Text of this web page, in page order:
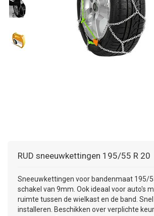
TOYOTA
VOLKSWAGEN (TOT VW PASSAT)
15 INCH
16 INCH
INFORMATIE OVER LAADKABELS
ACCULADER
JUMPSTARTER
PECH ONDERWEG
AUTOSTOELTJE
DAKKOFFER
INFORMATIE OVER DAKKOFFERS
SNEEUWKETTINGEN
INFORMATIE OVER WETGEVING
REGELGEVING M.B.T. VERLICHTING
ADVIES BIJ DEFECTE VERLICHTING
CARAVANHOES
INFORMATIE OVER CARAVANHOEZEN
AANHANGWAGEN
MOTOR
RUD sneeuwkettingen 195/55 R 20
Sneeuwkettingen voor bandenmaat 195/
schakel van 9mm. Ook ideaal voor auto's
ruimte tussen de wielkast en de band.
installeren. Beschikken over verplichte